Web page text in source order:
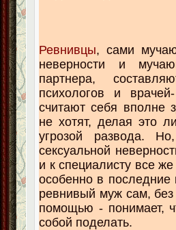
Ревнивцы, сами
неверности и
партнера,
психологов и
считают себя вполне
не хотят, делая это
угрозой развода.
сексуальной
и к специалисту все
особенно в последние
ревнивый муж сам,
помощью - понимает,
собой поделать.